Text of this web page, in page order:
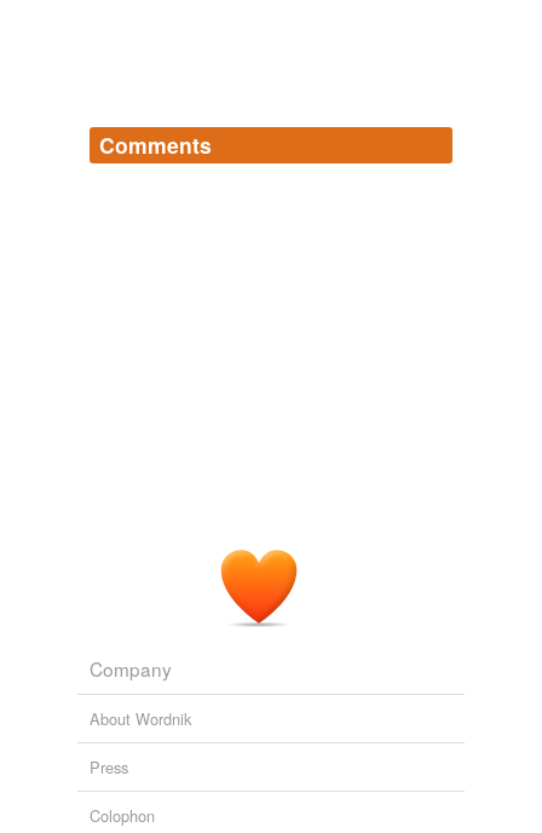
Comments
Company
About Wordnik
Press
Colophon